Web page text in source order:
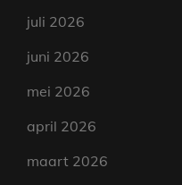
juli 2026
juni 2026
mei 2026
april 2026
maart 2026